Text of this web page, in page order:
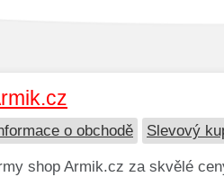
o obchodě Slevový
shop Armik.cz za skvělé